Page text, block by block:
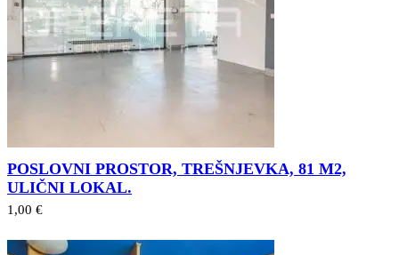
POSLOVNI PROSTOR, TREŠNJEVKA, 81 M2,
ULIČNI LOKAL.
1,00 €